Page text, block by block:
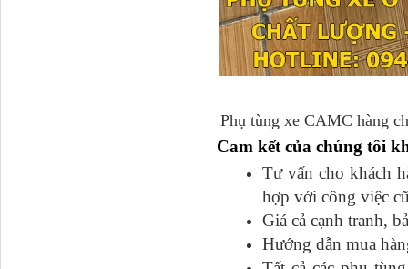
Phụ tùng xe CAMC hàng
Cam kết của chúng tôi
Tư vấn cho khách
hợp với công việc
Giá cả cạnh tranh,
Hướng dẫn mua